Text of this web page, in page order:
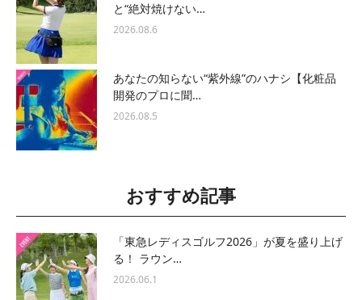
と“絶対焼けない…
2026.08.6
あなたの知らない“紫外線”のハナシ【化粧品
開発のプロに聞…
2026.08.5
おすすめ記事
「東急レディスゴルフ2026」が夏を盛り上げ
る！ ラウン…
2026.06.1